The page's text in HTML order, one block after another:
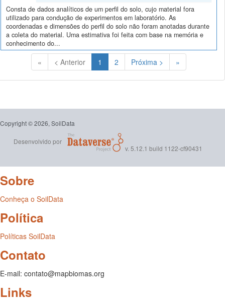
Consta de dados analíticos de um perfil do solo, cujo material fora
utilizado para condução de experimentos em laboratório. As
coordenadas e dimensões do perfil do solo não foram anotadas durante
a coleta do material. Uma estimativa foi feita com base na memória e
conhecimento do...
« < Anterior 1 (Atual)
2 Próxima > »
Copyright © 2026, SoilData
Desenvolvido por
v. 5.12.1 build 1122-cf90431
Sobre
Conheça o SoilData
Política
Políticas SoilData
Contato
E-mail: contato@mapbiomas.org
Links